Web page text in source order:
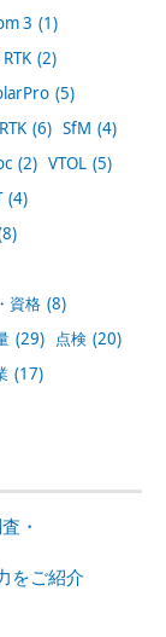
3 (1)
(2)
(5)
RTK (6) SfM (4)
(2) VTOL (5)
(4)
資格 (8)
(29) 点検 (20)
(17)
・
をご紹介